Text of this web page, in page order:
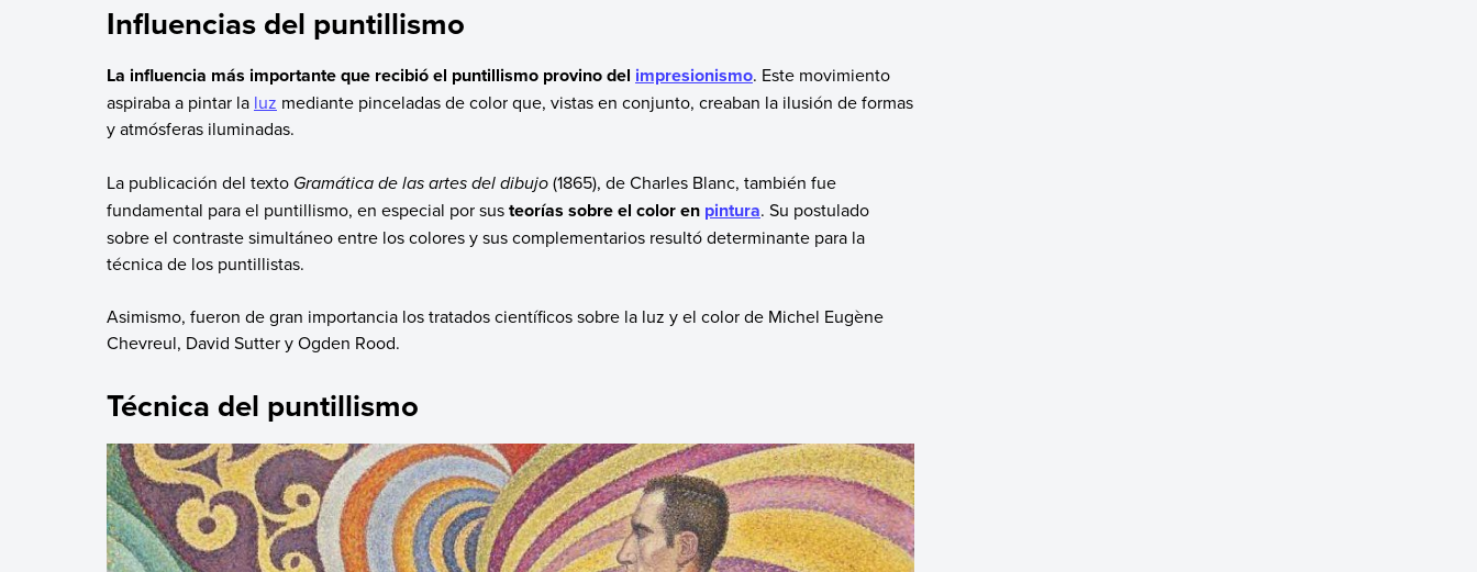
Influencias del puntillismo
La influencia más importante que recibió el puntillismo provino del impresionismo. Este movimiento
aspiraba a pintar la luz mediante pinceladas de color que, vistas en conjunto, creaban la ilusión de formas
y atmósferas iluminadas.
La publicación del texto Gramática de las artes del dibujo(1865), de Charles Blanc, también fue
fundamental para el puntillismo, en especial por susteorías sobre el color en pintura. Su postulado
sobre el contraste simultáneo entre los colores y sus complementarios resultó determinante para la
técnica de los puntillistas.
Asimismo, fueron de gran importancia los tratados científicos sobre la luz y el color de Michel Eugène
Chevreul, David Sutter y Ogden Rood.
Técnica del puntillismo